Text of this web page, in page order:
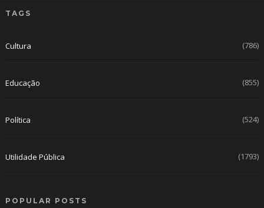
TAGS
Cultura (786)
Educação (855)
Política (524)
Utilidade Pública (1793)
POPULAR POSTS